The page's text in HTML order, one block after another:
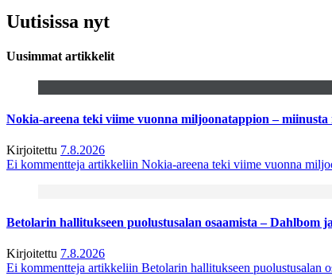
Uutisissa nyt
Uusimmat artikkelit
Nokia-areena teki viime vuonna miljoonatappion – miinusta
Kirjoitettu 7.8.2026
Ei kommentteja artikkeliin Nokia-areena teki viime vuonna
Betolarin hallitukseen puolustusalan osaamista – Dahlbom
Kirjoitettu 7.8.2026
Ei kommentteja artikkeliin Betolarin hallitukseen puolustusalan